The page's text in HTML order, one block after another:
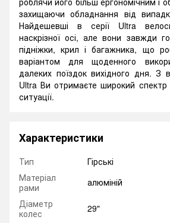
захищаючи обладнання від
Найдешевші в серії Ultra
наскрізної осі, але вони завжди
підніжки, крил і багажника, що
варіантом для щоденного
далеких поїздок вихідного дня. З
Ultra Ви отримаєте широкий спектр
ситуації.
Характеристики
Тип
Гірські
Матеріал
рами
алюміній
Діаметр
колес
29"